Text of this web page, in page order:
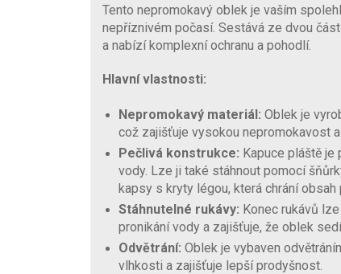
Tento nepromokavý oblek je vaším
nepříznivém počasí. Sestává ze dvou
a nabízí komplexní ochranu a pohodlí.
Hlavní vlastnosti:
Nepromokavý materiál: Oblek je
což zajišťuje vysokou nepromokavost
Pečlivá konstrukce: Kapuce pláště je
vody. Lze ji také stáhnout pomocí
kapsy s kryty légou, která chrání obsah
Stáhnutelné rukávy: Konec rukávů
pronikání vody a zajišťuje, že oblek
Odvětrání: Oblek je vybaven
vlhkosti a zajišťuje lepší prodyšnost.